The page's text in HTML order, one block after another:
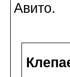
Авито.